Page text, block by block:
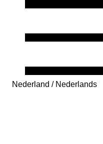
Nederland / Nederlands